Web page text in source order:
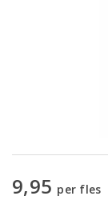
9,95 per fles